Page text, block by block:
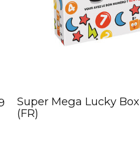
Super Mega Lucky Box
(FR)